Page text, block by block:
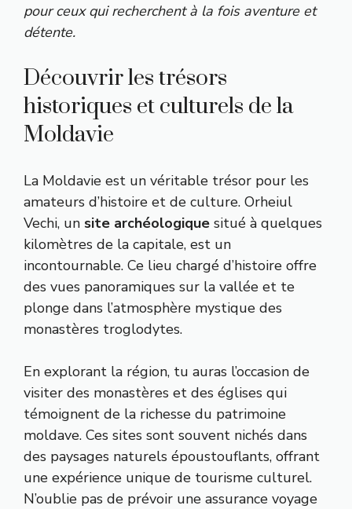
pour ceux qui recherchent à la fois aventure et
détente.
Découvrir les trésors
historiques et culturels de la
Moldavie
La Moldavie est un véritable trésor pour les
amateurs d’histoire et de culture. Orheiul
Vechi, un site archéologique situé à quelques
kilomètres de la capitale, est un
incontournable. Ce lieu chargé d’histoire offre
des vues panoramiques sur la vallée et te
plonge dans l’atmosphère mystique des
monastères troglodytes.
En explorant la région, tu auras l’occasion de
visiter des monastères et des églises qui
témoignent de la richesse du patrimoine
moldave. Ces sites sont souvent nichés dans
des paysages naturels époustouflants, offrant
une expérience unique de tourisme culturel.
N’oublie pas de prévoir une assurance voyage